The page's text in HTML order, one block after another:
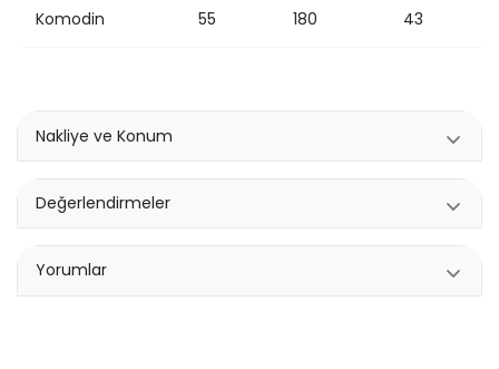
Komodin 55 180 43
Nakliye ve Konum
Değerlendirmeler
Yorumlar